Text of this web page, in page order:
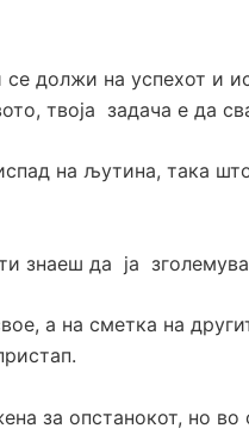
се должи на успехот и
твоја задача е да
на љутина, така
знаеш да ја
а на сметка на
за опстанокот, но